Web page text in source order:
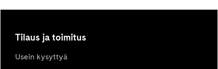
Tilaus ja toimitus
Usein kysyttyä